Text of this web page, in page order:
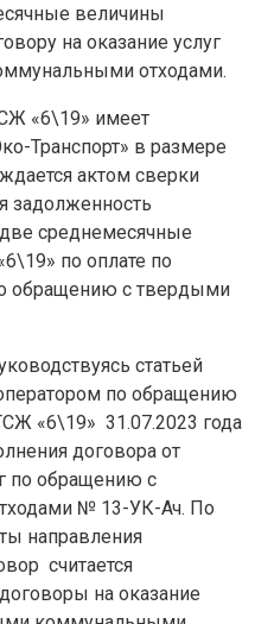
величины
на оказание услуг
отходами.
«6\19» имеет
Транспорт» в размере
актом сверки
задолженность
среднемесячные
по оплате по
обращению с твердыми
статьей
по обращению
«6\19» 31.07.2023 года
договора от
по обращению с
№ 13-УК-Ач. По
направления
считается
на оказание